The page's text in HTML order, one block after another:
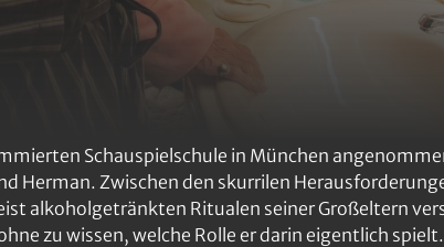
Schauspielschule in München
Herman. Zwischen den skurrilen
alkoholgetränkten Ritualen seiner Großeltern
zu wissen, welche Rolle er darin eigentlich spielt.